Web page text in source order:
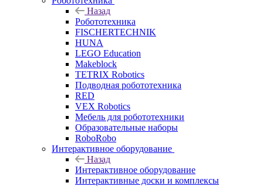
Назад
Робототехника
FISCHERTECHNIK
HUNA
LEGO Education
Makeblock
TETRIX Robotics
Подводная робототехника
RED
VEX Robotics
Мебель для робототехники
Образовательные наборы
RoboRobo
Интерактивное оборудование
Назад
Интерактивное оборудование
Интерактивные доски и комплексы